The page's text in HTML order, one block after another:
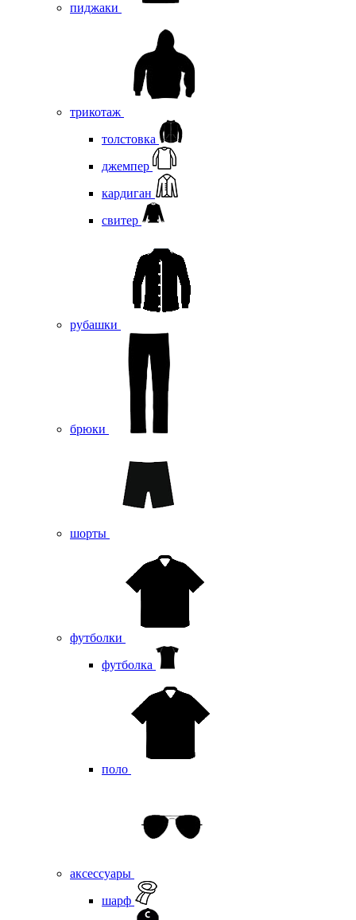
пиджаки
трикотаж
толстовка
джемпер
кардиган
свитер
рубашки
брюки
шорты
футболки
футболка
поло
аксессуары
шарф